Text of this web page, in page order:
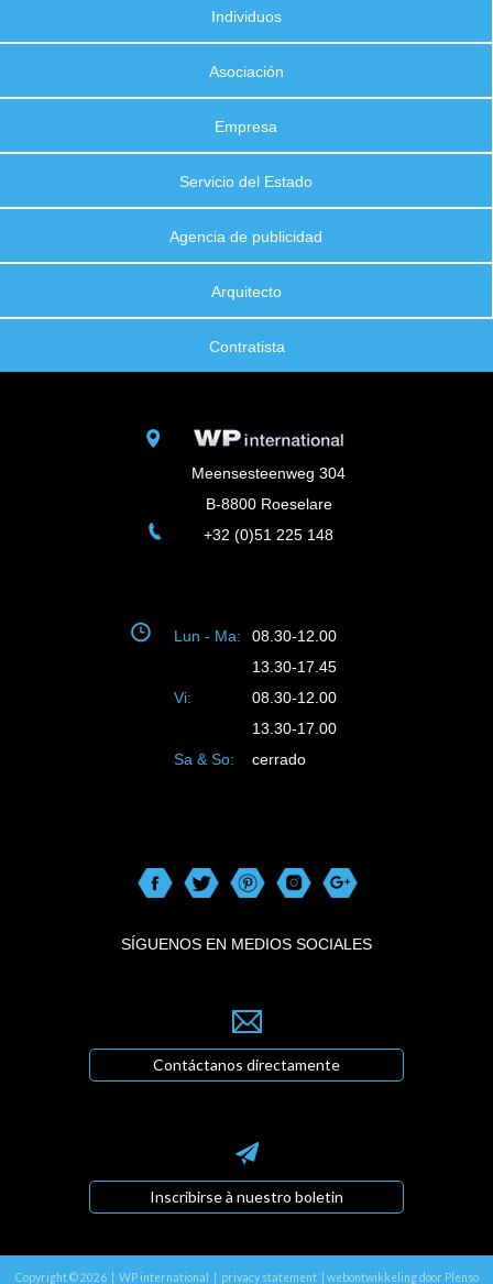
Individuos
Asociación
Empresa
Servicio del Estado
Agencia de publicidad
Arquitecto
Contratista
Meensesteenweg 304
B-8800 Roeselare
+32 (0)51 225 148
Lun - Ma:
08.30-12.00
13.30-17.45
Vi:
08.30-12.00
13.30-17.00
Sa & So:
cerrado
SÍGUENOS EN MEDIOS SOCIALES
Contáctanos directamente
Inscribirse à nuestro boletin
Copyright © 2026 | WP international | privacy statement| webontwikkeling door Plenso